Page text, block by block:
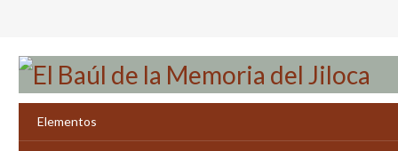
contenido
principal
Elementos